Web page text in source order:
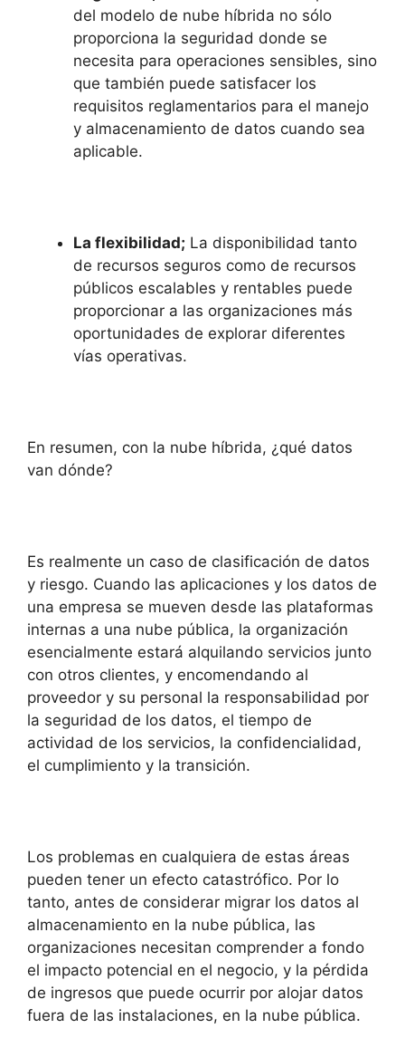
del modelo de nube híbrida no sólo
proporciona la seguridad donde se
necesita para operaciones sensibles, sino
que también puede satisfacer los
requisitos reglamentarios para el manejo
y almacenamiento de datos cuando sea
aplicable.
La flexibilidad; La disponibilidad tanto
de recursos seguros como de recursos
públicos escalables y rentables puede
proporcionar a las organizaciones más
oportunidades de explorar diferentes
vías operativas.
En resumen, con la nube híbrida, ¿qué datos
van dónde?
Es realmente un caso de clasificación de datos
y riesgo. Cuando las aplicaciones y los datos de
una empresa se mueven desde las plataformas
internas a una nube pública, la organización
esencialmente estará alquilando servicios junto
con otros clientes, y encomendando al
proveedor y su personal la responsabilidad por
la seguridad de los datos, el tiempo de
actividad de los servicios, la confidencialidad,
el cumplimiento y la transición.
Los problemas en cualquiera de estas áreas
pueden tener un efecto catastrófico. Por lo
tanto, antes de considerar migrar los datos al
almacenamiento en la nube pública, las
organizaciones necesitan comprender a fondo
el impacto potencial en el negocio, y la pérdida
de ingresos que puede ocurrir por alojar datos
fuera de las instalaciones, en la nube pública.